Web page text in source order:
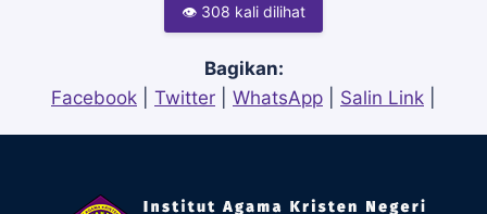
👁 308 kali dilihat
Bagikan:
Facebook
Twitter WhatsApp Salin Link